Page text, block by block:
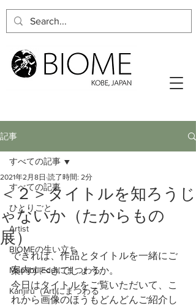
記事
すべての記事
ひとりごと
Artist
BIOMEの生い立ち
Manabu(Edu)にまつわる
Kanjiru（Art)にまつわる
すべての記事
＜２＞タイトルを知ろうじ
ゃないか（たからもの
展）
2021年2月8日 読了時間: 2分
できれば、作品とタイトルを一緒にご
案内すべきでしょうか。
今日はタイトルをご覧いただいて、こ
れから画像のほうもどんどんご紹介し